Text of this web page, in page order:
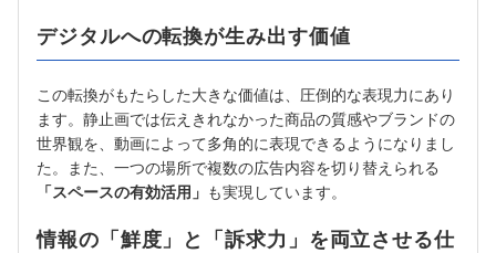
デジタルへの転換が生み出す価値
この転換がもたらした大きな価値は、圧倒的な表現力にあり
ます。静止画では伝えきれなかった商品の質感やブランドの
世界観を、動画によって多角的に表現できるようになりまし
た。また、一つの場所で複数の広告内容を切り替えられる
「スペースの有効活用」 も実現しています。
情報の「鮮度」と「訴求力」を両立させる仕